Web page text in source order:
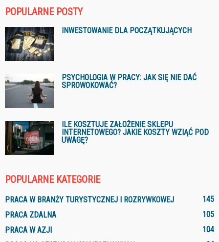
POPULARNE POSTY
INWESTOWANIE DLA POCZĄTKUJĄCYCH
PSYCHOLOGIA W PRACY: JAK SIĘ NIE DAĆ
SPROWOKOWAĆ?
ILE KOSZTUJE ZAŁOŻENIE SKLEPU
INTERNETOWEGO? JAKIE KOSZTY WZIĄĆ POD
UWAGĘ?
POPULARNE KATEGORIE
PRACA W BRANŻY TURYSTYCZNEJ I ROZRYWKOWEJ
145
PRACA ZDALNA
105
PRACA W AZJI
104